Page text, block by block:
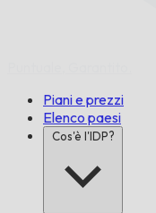
Piani e prezzi
Elenco paesi
Cos'è l'IDP?